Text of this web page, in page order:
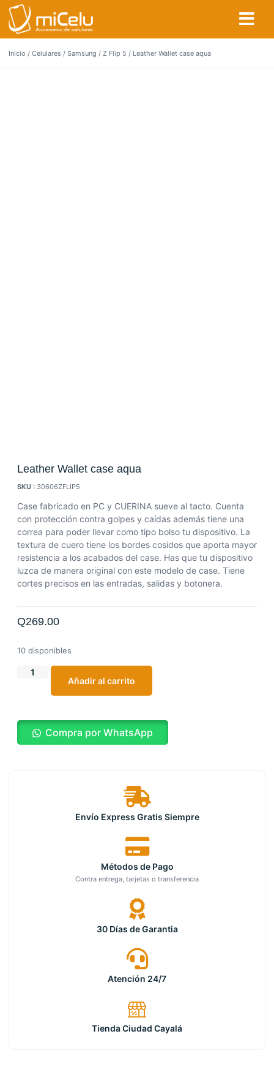
Inicio / Celulares / Samsung / Z Flip 5 / Leather Wallet case aqua
Leather Wallet case aqua
SKU : 30606ZFLIP5
Case fabricado en PC y CUERINA sueve al tacto. Cuenta
con protección contra golpes y caídas además tiene una
correa para poder llevar como tipo bolso tu dispositivo. La
textura de cuero tiene los bordes cosidos que aporta mayor
resistencia a los acabados del case. Has que tu dispositivo
luzca de manera original con este modelo de case. Tiene
cortes precisos en las entradas, salidas y botonera.
Q269.00
10 disponibles
Añadir al carrito
Compra por WhatsApp
Envío Express Gratis Siempre
Métodos de Pago
Contra entrega, tarjetas o transferencia
30 Días de Garantia
Atención 24/7
Tienda Ciudad Cayalá